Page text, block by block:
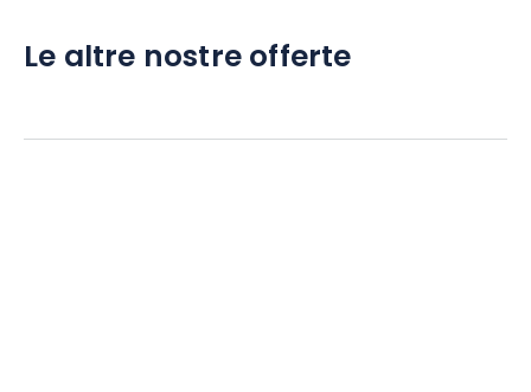
Le altre nostre offerte